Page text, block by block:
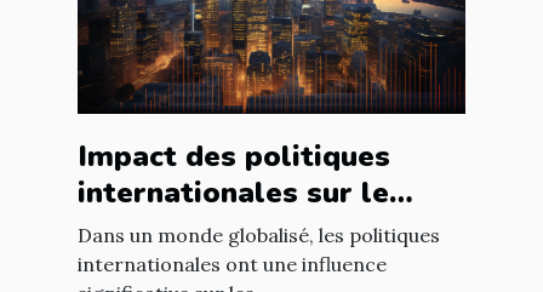
Impact des politiques
internationales sur le
marché immobilier
français
Dans un monde globalisé, les politiques
internationales ont une influence